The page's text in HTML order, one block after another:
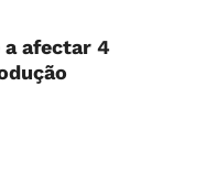
afectar 4